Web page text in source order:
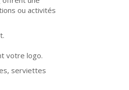
ou activités
votre logo.
serviettes